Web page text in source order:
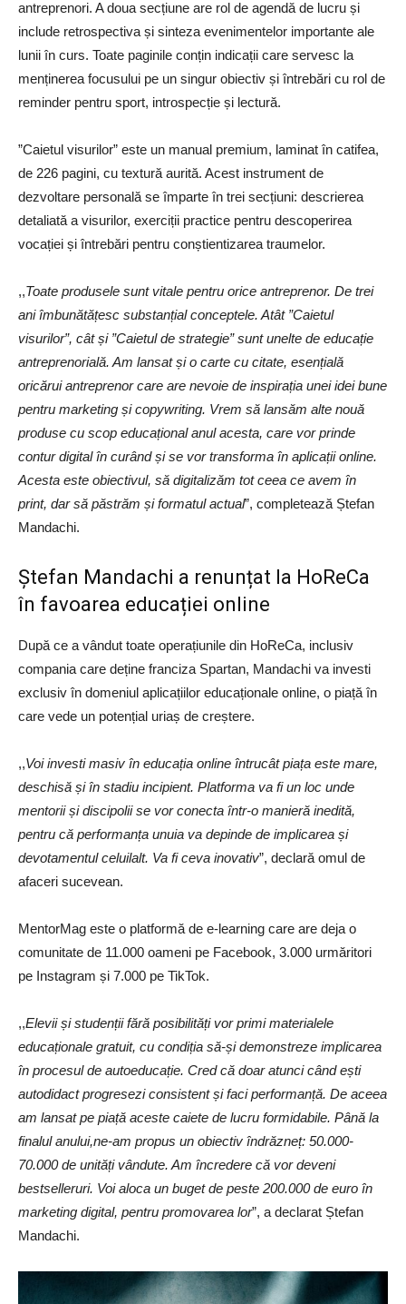
antreprenori. A doua secțiune are rol de agendă de lucru și
include retrospectiva și sinteza evenimentelor importante ale
lunii în curs. Toate paginile conțin indicații care servesc la
menținerea focusului pe un singur obiectiv și întrebări cu rol de
reminder pentru sport, introspecție și lectură.
”Caietul visurilor” este un manual premium, laminat în catifea,
de 226 pagini, cu textură aurită. Acest instrument de
dezvoltare personală se împarte în trei secțiuni: descrierea
detaliată a visurilor, exerciții practice pentru descoperirea
vocației și întrebări pentru conștientizarea traumelor.
,,Toate produsele sunt vitale pentru orice antreprenor. De trei
ani îmbunătățesc substanțial conceptele. Atât ”Caietul
visurilor”, cât și ”Caietul de strategie” sunt unelte de educație
antreprenorială. Am lansat și o carte cu citate, esențială
oricărui antreprenor care are nevoie de inspirația unei idei bune
pentru marketing și copywriting. Vrem să lansăm alte nouă
produse cu scop educațional anul acesta, care vor prinde
contur digital în curând și se vor transforma în aplicații online.
Acesta este obiectivul, să digitalizăm tot ceea ce avem în
print, dar să păstrăm și formatul actual”, completează Ștefan
Mandachi.
Ștefan Mandachi a renunțat la HoReCa
în favoarea educației online
După ce a vândut toate operațiunile din HoReCa, inclusiv
compania care deține franciza Spartan, Mandachi va investi
exclusiv în domeniul aplicațiilor educaționale online, o piață în
care vede un potențial uriaș de creștere.
,,Voi investi masiv în educația online întrucât piața este mare,
deschisă și în stadiu incipient. Platforma va fi un loc unde
mentorii și discipolii se vor conecta într-o manieră inedită,
pentru că performanța unuia va depinde de implicarea și
devotamentul celuilalt. Va fi ceva inovativ”, declară omul de
afaceri sucevean.
MentorMag este o platformă de e-learning care are deja o
comunitate de 11.000 oameni pe Facebook, 3.000 urmăritori
pe Instagram și 7.000 pe TikTok.
,,Elevii și studenții fără posibilități vor primi materialele
educaționale gratuit, cu condiția să-și demonstreze implicarea
în procesul de autoeducație. Cred că doar atunci când ești
autodidact progresezi consistent și faci performanță. De aceea
am lansat pe piață aceste caiete de lucru formidabile. Până la
finalul anului,ne-am propus un obiectiv îndrăzneț: 50.000-
70.000 de unități vândute. Am încredere că vor deveni
bestselleruri. Voi aloca un buget de peste 200.000 de euro în
marketing digital, pentru promovarea lor”, a declarat Ștefan
Mandachi.